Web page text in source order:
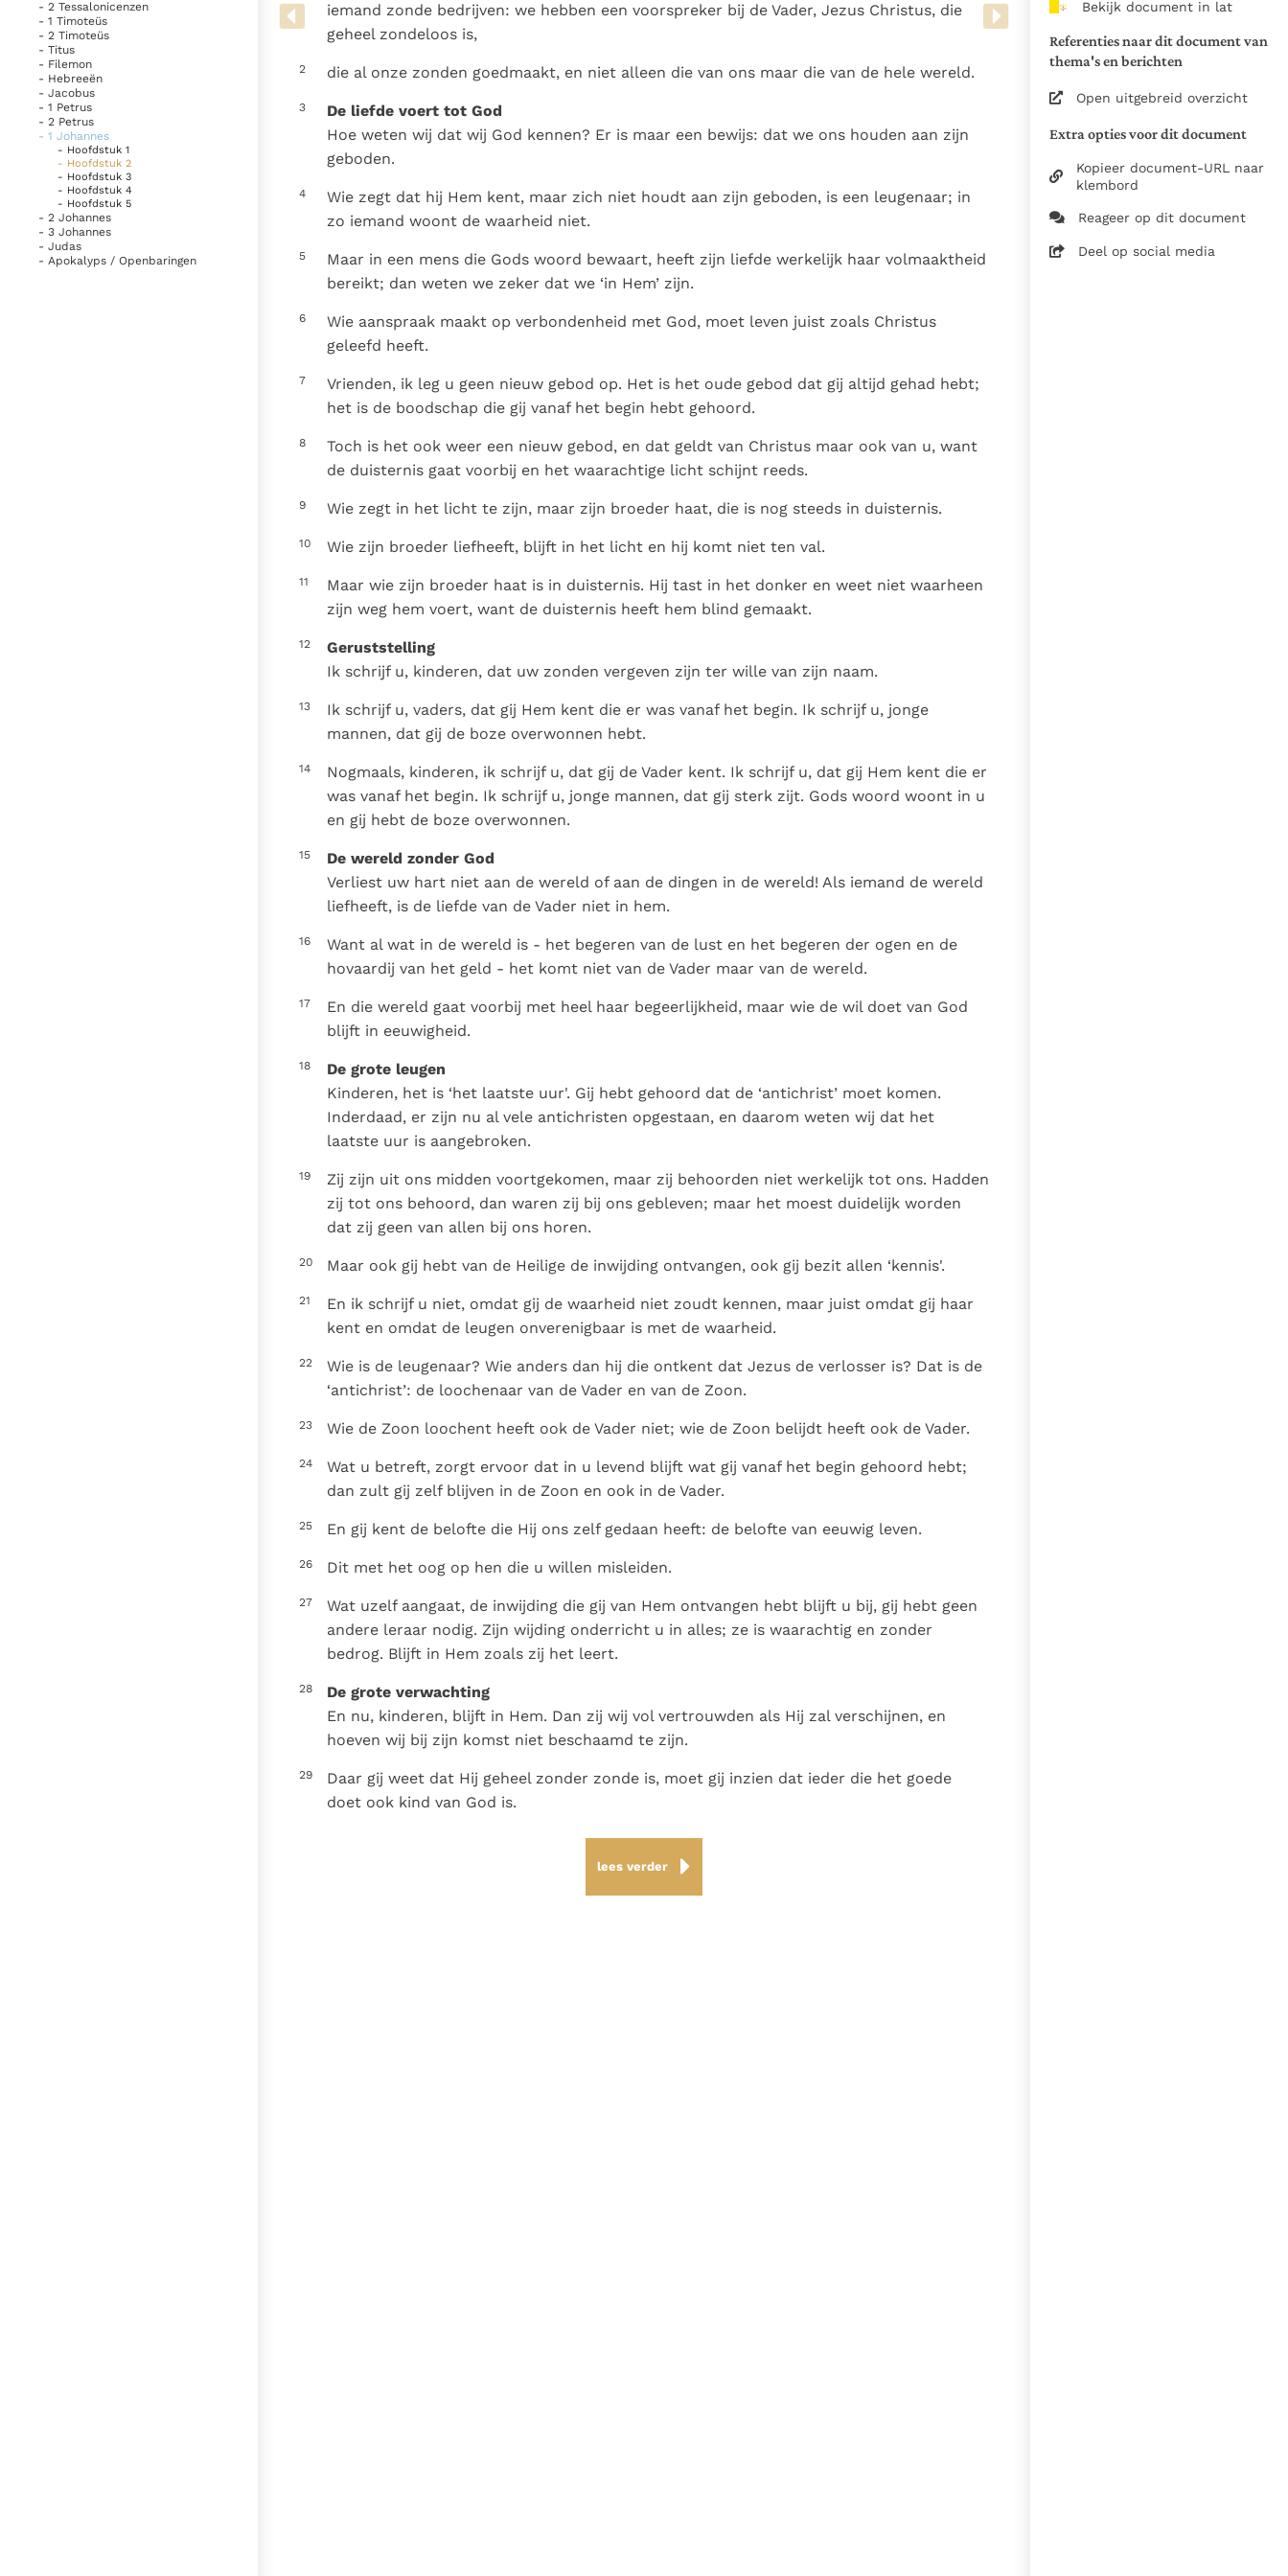
Denzinger Gebruiksvoorwaarden
koninkrijk te
herkennen
groeit stilletjes door
liefde, niet door
dwang
De mystiek. De
verschijnselen en de
heiligheid
als een taak"
Paus in Pavia: St.
innerlijk" toe te keren.
van de documenten
1975
nl
Bekijk document in lat
Referenties naar dit document van
thema's en berichten
Open uitgebreid overzicht
Extra opties voor dit document
Kopieer document-URL naar
klembord
Reageer op dit document
Deel op social media
- 2 Tessalonicenzen
- 1 Timoteüs
- 2 Timoteüs
- Titus
- Filemon
- Hebreeën
- Jacobus
- 1 Petrus
- 2 Petrus
- 1 Johannes
- Hoofdstuk 1
- Hoofdstuk 2
- Hoofdstuk 3
- Hoofdstuk 4
- Hoofdstuk 5
- 2 Johannes
- 3 Johannes
- Judas
- Apokalyps / Openbaringen
iemand zonde bedrijven: we hebben een voorspreker bij de Vader, Jezus Christus, die
geheel zondeloos is,
2 die al onze zonden goedmaakt, en niet alleen die van ons maar die van de hele wereld.
3
De liefde voert tot God
Hoe weten wij dat wij God kennen? Er is maar een bewijs: dat we ons houden aan zijn
geboden.
4
Wie zegt dat hij Hem kent, maar zich niet houdt aan zijn geboden, is een leugenaar; in
zo iemand woont de waarheid niet.
5
Maar in een mens die Gods woord bewaart, heeft zijn liefde werkelijk haar volmaaktheid
bereikt; dan weten we zeker dat we ‘in Hem’ zijn.
6
Wie aanspraak maakt op verbondenheid met God, moet leven juist zoals Christus
geleefd heeft.
7
Vrienden, ik leg u geen nieuw gebod op. Het is het oude gebod dat gij altijd gehad hebt;
het is de boodschap die gij vanaf het begin hebt gehoord.
8
Toch is het ook weer een nieuw gebod, en dat geldt van Christus maar ook van u, want
de duisternis gaat voorbij en het waarachtige licht schijnt reeds.
9 Wie zegt in het licht te zijn, maar zijn broeder haat, die is nog steeds in duisternis.
10 Wie zijn broeder liefheeft, blijft in het licht en hij komt niet ten val.
11
Maar wie zijn broeder haat is in duisternis. Hij tast in het donker en weet niet waarheen
zijn weg hem voert, want de duisternis heeft hem blind gemaakt.
12
Geruststelling
Ik schrijf u, kinderen, dat uw zonden vergeven zijn ter wille van zijn naam.
13
Ik schrijf u, vaders, dat gij Hem kent die er was vanaf het begin. Ik schrijf u, jonge
mannen, dat gij de boze overwonnen hebt.
14
Nogmaals, kinderen, ik schrijf u, dat gij de Vader kent. Ik schrijf u, dat gij Hem kent die er
was vanaf het begin. Ik schrijf u, jonge mannen, dat gij sterk zijt. Gods woord woont in u
en gij hebt de boze overwonnen.
15
De wereld zonder God
Verliest uw hart niet aan de wereld of aan de dingen in de wereld! Als iemand de wereld
liefheeft, is de liefde van de Vader niet in hem.
16
Want al wat in de wereld is - het begeren van de lust en het begeren der ogen en de
hovaardij van het geld - het komt niet van de Vader maar van de wereld.
17
En die wereld gaat voorbij met heel haar begeerlijkheid, maar wie de wil doet van God
blijft in eeuwigheid.
18
De grote leugen
Kinderen, het is ‘het laatste uur'. Gij hebt gehoord dat de ‘antichrist’ moet komen.
Inderdaad, er zijn nu al vele antichristen opgestaan, en daarom weten wij dat het
laatste uur is aangebroken.
19
Zij zijn uit ons midden voortgekomen, maar zij behoorden niet werkelijk tot ons. Hadden
zij tot ons behoord, dan waren zij bij ons gebleven; maar het moest duidelijk worden
dat zij geen van allen bij ons horen.
20 Maar ook gij hebt van de Heilige de inwijding ontvangen, ook gij bezit allen ‘kennis'.
21
En ik schrijf u niet, omdat gij de waarheid niet zoudt kennen, maar juist omdat gij haar
kent en omdat de leugen onverenigbaar is met de waarheid.
22
Wie is de leugenaar? Wie anders dan hij die ontkent dat Jezus de verlosser is? Dat is de
‘antichrist’: de loochenaar van de Vader en van de Zoon.
23 Wie de Zoon loochent heeft ook de Vader niet; wie de Zoon belijdt heeft ook de Vader.
24
Wat u betreft, zorgt ervoor dat in u levend blijft wat gij vanaf het begin gehoord hebt;
dan zult gij zelf blijven in de Zoon en ook in de Vader.
25 En gij kent de belofte die Hij ons zelf gedaan heeft: de belofte van eeuwig leven.
26 Dit met het oog op hen die u willen misleiden.
27
Wat uzelf aangaat, de inwijding die gij van Hem ontvangen hebt blijft u bij, gij hebt geen
andere leraar nodig. Zijn wijding onderricht u in alles; ze is waarachtig en zonder
bedrog. Blijft in Hem zoals zij het leert.
28
De grote verwachting
En nu, kinderen, blijft in Hem. Dan zij wij vol vertrouwden als Hij zal verschijnen, en
hoeven wij bij zijn komst niet beschaamd te zijn.
29
Daar gij weet dat Hij geheel zonder zonde is, moet gij inzien dat ieder die het goede
doet ook kind van God is.
lees verder